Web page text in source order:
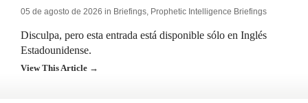
05 de agosto de 2026 in Briefings, Prophetic Intelligence Briefings
Disculpa, pero esta entrada está disponible sólo en Inglés
Estadounidense.
View This Article →